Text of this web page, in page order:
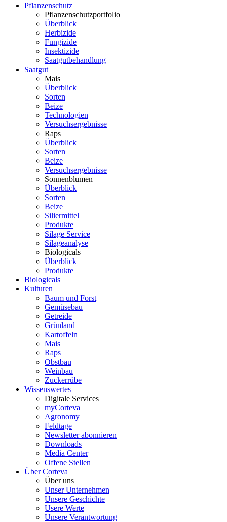
Pflanzenschutz
Pflanzenschutzportfolio
Überblick
Herbizide
Fungizide
Insektizide
Saatgutbehandlung
Saatgut
Mais
Überblick
Sorten
Beize
Technologien
Versuchsergebnisse
Raps
Überblick
Sorten
Beize
Versuchsergebnisse
Sonnenblumen
Überblick
Sorten
Beize
Siliermittel
Produkte
Silage Service
Silageanalyse
Biologicals
Überblick
Produkte
Biologicals
Kulturen
Baum und Forst
Gemüsebau
Getreide
Grünland
Kartoffeln
Mais
Raps
Obstbau
Weinbau
Zuckerrübe
Wissenswertes
Digitale Services
myCorteva
Agronomy
Feldtage
Newsletter abonnieren
Downloads
Media Center
Offene Stellen
Über Corteva
Über uns
Unser Unternehmen
Unsere Geschichte
Usere Werte
Unsere Verantwortung